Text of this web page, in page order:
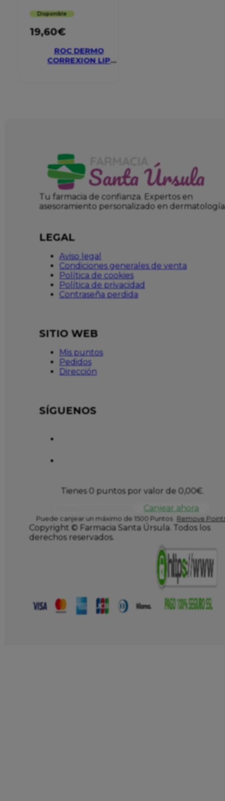
Disponible
19,60€
ROC DERMO
CORREXION LIP
Tu farmacia de confianza. Expertos en
asesoramiento personalizado en dermatología
LEGAL
Aviso legal
Condiciones generales de venta
Política de cookies
Política de privacidad
Contraseña perdida
SITIO WEB
Mis puntos
Pedidos
Dirección
SÍGUENOS
Tienes 0 puntos por valor de 0,00€.
Canjear ahora
Puede canjear un máximo de 1500 Puntos Remove
Copyright © Farmacia Santa Úrsula. Todos los
derechos reservados.